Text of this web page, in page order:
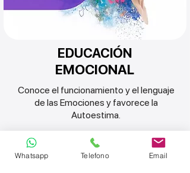
EDUCACIÓN
EMOCIONAL
Conoce el funcionamiento y el lenguaje
de las Emociones y favorece la
Autoestima.
Más Información >
Whatsapp Telefono Email